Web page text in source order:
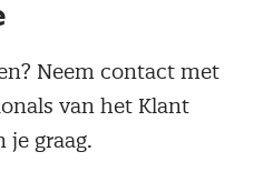
Neem contact met
van het Klant
je graag.